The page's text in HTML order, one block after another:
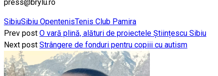
press@brylu.ro
SibiuSibiu OpentenisTenis Club Pamira
Prev post O vară plină, alături de proiectele Științescu Sibiu
Next post Strângere de fonduri pentru copiii cu autism